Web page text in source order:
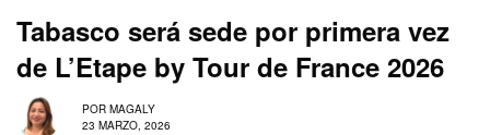
Tabasco será sede por primera vez
de L’Etape by Tour de France 2026
POR MAGALY
23 MARZO, 2026